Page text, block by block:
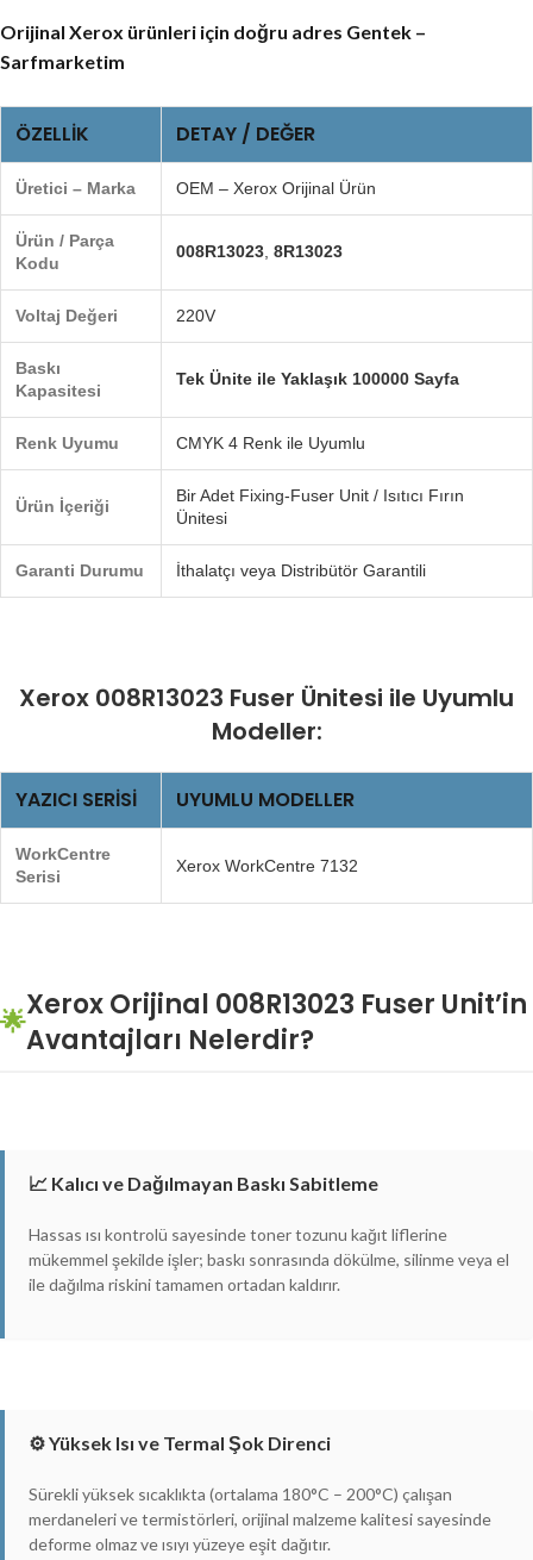
Orijinal Xerox ürünleri için doğru adres Gentek –
Sarfmarketim
ÖZELLIK DETAY / DEĞER
Üretici – Marka OEM – Xerox Orijinal Ürün
Ürün / Parça
Kodu
008R13023 8R13023
Voltaj Değeri 220V
Baskı
Kapasitesi
Tek Ünite ile Yaklaşık 100000 Sayfa
Renk Uyumu CMYK 4 Renk ile Uyumlu
Ürün İçeriği
Bir Adet Fixing-Fuser Unit / Isıtıcı Fırın
Ünitesi
Garanti Durumu İthalatçı veya Distribütör Garantili
Xerox 008R13023 Fuser Ünitesi ile Uyumlu
Modeller:
YAZICI SERISI UYUMLU MODELLER
WorkCentre
Serisi
Xerox WorkCentre 7132
🌟Xerox Orijinal 008R13023 Fuser Unit’in
Avantajları Nelerdir?
📈 Kalıcı ve Dağılmayan Baskı Sabitleme
Hassas ısı kontrolü sayesinde toner tozunu kağıt liflerine
mükemmel şekilde işler; baskı sonrasında dökülme, silinme veya el
ile dağılma riskini tamamen ortadan kaldırır.
⚙️ Yüksek Isı ve Termal Şok Direnci
Sürekli yüksek sıcaklıkta (ortalama 180°C – 200°C) çalışan
merdaneleri ve termistörleri, orijinal malzeme kalitesi sayesinde
deforme olmaz ve ısıyı yüzeye eşit dağıtır.